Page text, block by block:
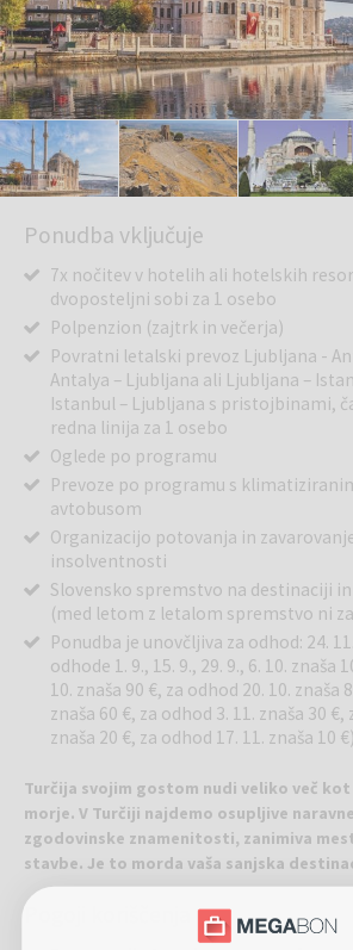
Ponudba vključuje
7x nočitev v hotelih ali hotelskih
dvoposteljni sobi za 1 osebo
Polpenzion (zajtrk in večerja)
Povratni letalski prevoz Ljubljana -
Antalya – Ljubljana ali Ljubljana –
Istanbul – Ljubljana s pristojbinami,
redna linija za 1 osebo
Oglede po programu
Prevoze po programu s
avtobusom
Organizacijo potovanja in
insolventnosti
Slovensko spremstvo na destinaciji
(med letom z letalom spremstvo ni
Ponudba je unovčljiva za odhod: 24.
odhode 1. 9., 15. 9., 29. 9., 6. 10. znaša
10. znaša 90 €, za odhod 20. 10. znaša
znaša 60 €, za odhod 3. 11. znaša 30 €,
znaša 20 €, za odhod 17. 11. znaša 10 €)
Turčija svojim gostom nudi veliko več kot
morje. V Turčiji najdemo osupljive
zgodovinske znamenitosti, zanimiva
stavbe. Je to morda vaša sanjska
oddih?
Pogoji koriščenja